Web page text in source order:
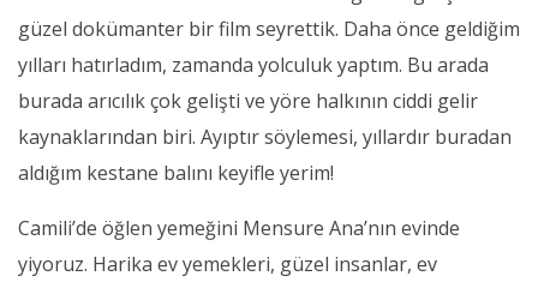
güzel dokümanter bir film seyrettik. Daha önce geldiğim
yılları hatırladım, zamanda yolculuk yaptım. Bu arada
burada arıcılık çok gelişti ve yöre halkının ciddi gelir
kaynaklarından biri. Ayıptır söylemesi, yıllardır buradan
aldığım kestane balını keyifle yerim!
Camili’de öğlen yemeğini Mensure Ana’nın evinde
yiyoruz. Harika ev yemekleri, güzel insanlar, ev